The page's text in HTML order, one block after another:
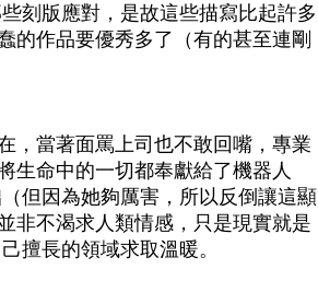
刻版應對，是故這些描寫比起許多
的作品要優秀多了（有的甚至連剛
，當著面罵上司也不敢回嘴，專業
生命中的一切都奉獻給了機器人
但因為她夠厲害，所以反倒讓這顯
非不渴求人類情感，只是現實就是
擅長的領域求取溫暖。